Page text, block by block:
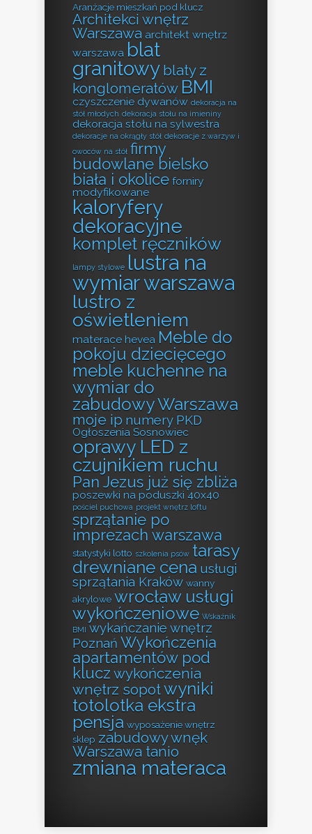
Aranżacje mieszkań pod klucz
Architekci wnętrz
Warszawa architekt wnętrz
warszawa blat
granitowy blaty z
konglomeratów BMI
czyszczenie dywanów dekoracja na
stół młodych dekoracja stołu na imieniny
dekoracja stołu na sylwestra
dekoracje na okrągły stół dekoracje z warzyw i
owoców na stół firmy
budowlane bielsko
biała i okolice forniry
modyfikowane
kaloryfery
dekoracyjne
komplet ręczników
lampy stylowe lustra na
wymiar warszawa
lustro z
oświetleniem
materace hevea Meble do
pokoju dziecięcego
meble kuchenne na
wymiar do
zabudowy Warszawa
moje ip numery PKD
Ogłoszenia Sosnowiec
oprawy LED z
czujnikiem ruchu
Pan Jezus już się zbliża
poszewki na poduszki 40x40
pościel puchowa projekt wnętrz loftu
sprzątanie po
imprezach warszawa
statystyki lotto szkolenia psów tarasy
drewniane cena usługi
sprzątania Kraków wanny
akrylowe wrocław usługi
wykończeniowe Wskaźnik
BMI wykańczanie wnętrz
Poznań Wykończenia
apartamentów pod
klucz wykończenia
wnętrz sopotwyniki
totolotka ekstra
pensja wyposażenie wnętrz
sklep zabudowy wnęk
Warszawa tanio
zmiana materaca